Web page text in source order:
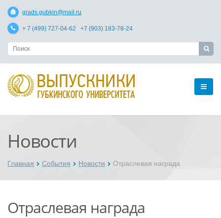
grads.gubkin@mail.ru
+ 7 (499) 727-04-62 +7 (903) 183-78-24
Новости
Главная События Новости Отраслевая награда
Отраслевая награда